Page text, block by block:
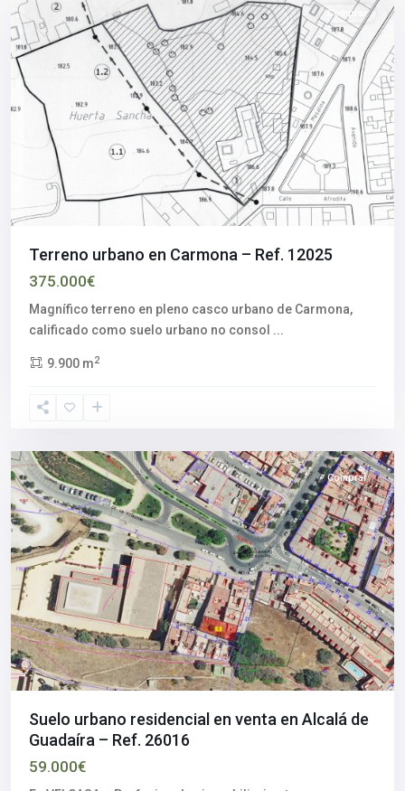
Comprar
Terreno urbano en Carmona – Ref. 12025
375.000€
Magnífico terreno en pleno casco urbano de Carmona,
calificado como suelo urbano no consol ...
9.900 m2
Los
Alcores,
de
Sevilla
Comprar
Suelo urbano residencial en venta en Alcalá de
Guadaíra – Ref. 26016
59.000€